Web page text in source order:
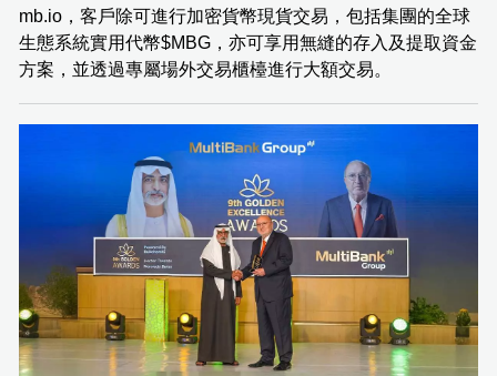
mb.io，客戶除可進行加密貨幣現貨交易，包括集團的全球
生態系統實用代幣$MBG，亦可享用無縫的存入及提取資金
方案，並透過專屬場外交易櫃檯進行大額交易。